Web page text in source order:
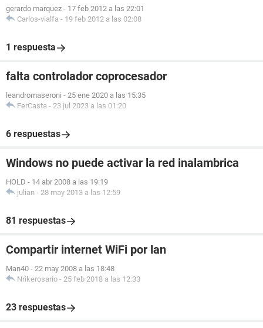
gerardo marquez - 17 feb 2012 a las 22:01
Carlos-vialfa - 19 feb 2012 a las 02:08
1 respuesta
falta controlador coprocesador
leandromaseroni - 25 ene 2020 a las 15:35
FerCasta - 23 jul 2023 a las 01:20
6 respuestas
Windows no puede activar la red inalambrica
HOLD - 14 abr 2008 a las 19:19
julian - 28 may 2013 a las 12:59
81 respuestas
Compartir internet WiFi por lan
Man40 - 22 may 2008 a las 18:48
Nrikerosario - 25 feb 2018 a las 12:33
23 respuestas